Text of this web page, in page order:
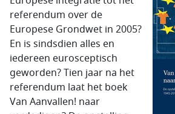
referendum over de
Europese Grondwet in 2005?
En is sindsdien alles en
iedereen eurosceptisch
geworden? Tien jaar na het
referendum laat het boek
Van Aanvallen! naar